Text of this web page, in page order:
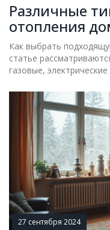
Различные
отопления
Как выбрать
статье
газовые,
советы по установке и
27 сентября 2024